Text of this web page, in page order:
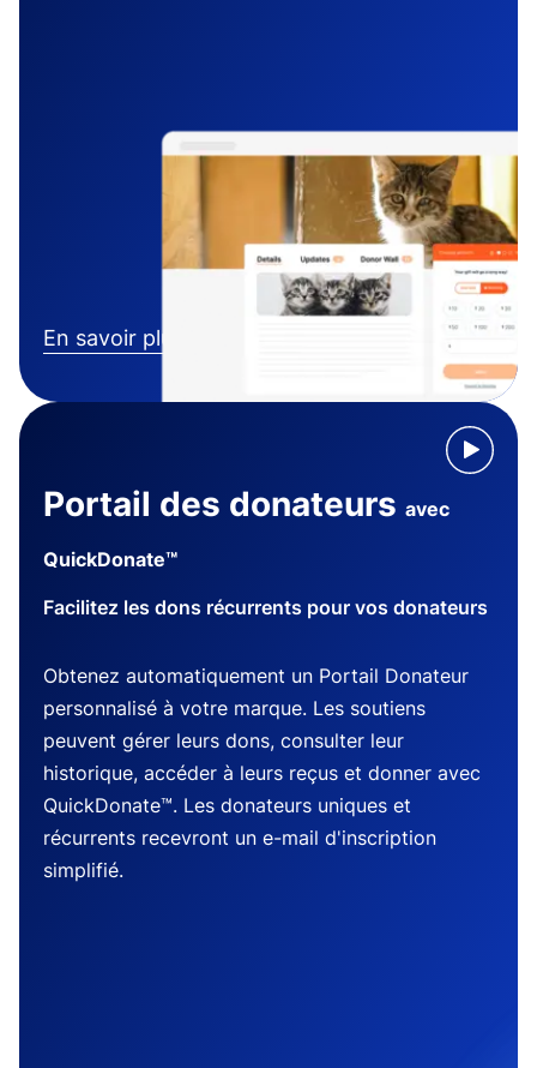
En savoir plus
Portail des donateurs avec
QuickDonate™
Facilitez les dons récurrents pour vos donateurs
Obtenez automatiquement un Portail Donateur
personnalisé à votre marque. Les soutiens
peuvent gérer leurs dons, consulter leur
historique, accéder à leurs reçus et donner avec
QuickDonate™. Les donateurs uniques et
récurrents recevront un e-mail d'inscription
simplifié.